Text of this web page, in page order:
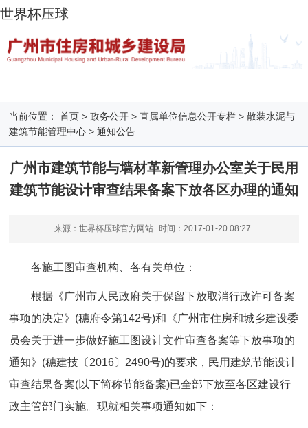
世界杯压球
当前位置： 首页 >政务公开 >直属单位信息公开专栏 >散装水泥与
建筑节能管理中心 >通知公告
广州市建筑节能与墙材革新管理办公室关于民用
建筑节能设计审查结果备案下放各区办理的通知
来源：世界杯压球官方网站 时间： 2017-01-20 08:27
各施工图审查机构、各有关单位：
根据《广州市人民政府关于保留下放取消行政许可备案
事项的决定》(穗府令第142号)和《广州市住房和城乡建设委
员会关于进一步做好施工图设计文件审查备案等下放事项的
通知》(穗建技〔2016〕2490号)的要求，民用建筑节能设计
审查结果备案(以下简称节能备案)已全部下放至各区建设行
政主管部门实施。现就相关事项通知如下：